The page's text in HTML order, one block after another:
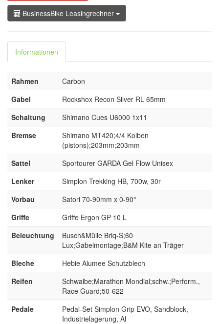
BusinessBike Leasingrechner
Informationen
Rahmen
Carbon
Gabel
Rockshox Recon Silver RL 65mm
Schaltung
Shimano Cues U6000 1x11
Bremse
Shimano MT420;4/4 Kolben
(pistons);203mm;203mm
Sattel
Sportourer GARDA Gel Flow Unisex
Lenker
Simplon Trekking HB, 700w, 30r
Vorbau
Satori 70-90mm x 0-90°
Griffe
Griffe Ergon GP 10 L
Beleuchtung
Busch&Mülle Briq-S;60
Lux;Gabelmontage;B&M Kite an Träger
Bleche
Hebie Alumee Schutzblech
Reifen
Schwalbe;Marathon Mondial;schw.;Perform.,
Race Guard;50-622
Pedale
Pedal-Set Simplon Grip EVO, Sandblock,
Industrielagerung, Al